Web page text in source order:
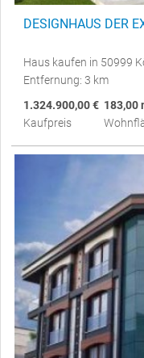
DESIGNHAUS DER
Haus kaufen in 50999
Entfernung: 3 km
1.324.900,00 €
Kaufpreis
183,00